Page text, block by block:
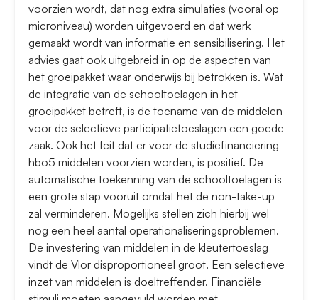
voorzien wordt, dat nog extra simulaties (vooral op
microniveau) worden uitgevoerd en dat werk
gemaakt wordt van informatie en sensibilisering. Het
advies gaat ook uitgebreid in op de aspecten van
het groeipakket waar onderwijs bij betrokken is. Wat
de integratie van de schooltoelagen in het
groeipakket betreft, is de toename van de middelen
voor de selectieve participatietoeslagen een goede
zaak. Ook het feit dat er voor de studiefinanciering
hbo5 middelen voorzien worden, is positief. De
automatische toekenning van de schooltoelagen is
een grote stap vooruit omdat het de non-take-up
zal verminderen. Mogelijks stellen zich hierbij wel
nog een heel aantal operationaliseringsproblemen.
De investering van middelen in de kleutertoeslag
vindt de Vlor disproportioneel groot. Een selectieve
inzet van middelen is doeltreffender. Financiële